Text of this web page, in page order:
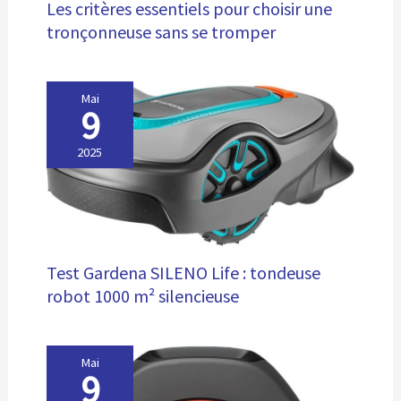
Les critères essentiels pour choisir une
tronçonneuse sans se tromper
Mai
9
2025
Test Gardena SILENO Life : tondeuse
robot 1000 m² silencieuse
Mai
9